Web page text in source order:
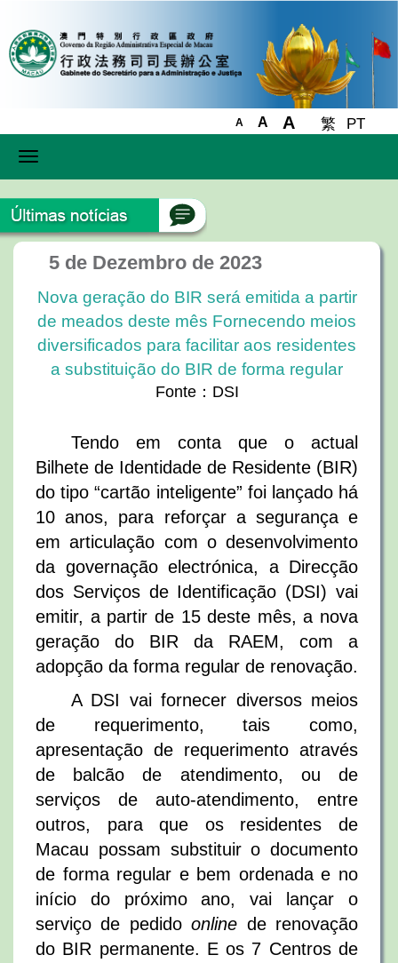
A A A 繁 PT
Toggle
navigation
5 de Dezembro de 2023
Nova geração do BIR será emitida a partir
de meados deste mês Fornecendo meios
diversificados para facilitar aos residentes
a substituição do BIR de forma regular
Fonte：DSI
Tendo em conta que o actual
Bilhete de Identidade de Residente (BIR)
do tipo “cartão inteligente” foi lançado há
10 anos, para reforçar a segurança e
em articulação com o desenvolvimento
da governação electrónica, a Direcção
dos Serviços de Identificação (DSI) vai
emitir, a partir de 15 deste mês, a nova
geração do BIR da RAEM, com a
adopção da forma regular de renovação.
A DSI vai fornecer diversos meios
de requerimento, tais como,
apresentação de requerimento através
de balcão de atendimento, ou de
serviços de auto-atendimento, entre
outros, para que os residentes de
Macau possam substituir o documento
de forma regular e bem ordenada e no
início do próximo ano, vai lançar o
serviço de pedidoonline de renovação
do BIR permanente. E os 7 Centros de